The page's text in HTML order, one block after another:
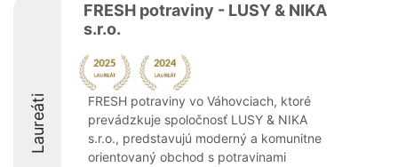
Laureáti
FRESH potraviny - LUSY & NIKA
s.r.o.
FRESH potraviny vo Váhovciach, ktoré
prevádzkuje spoločnosť LUSY & NIKA
s.r.o., predstavujú moderný a komunitne
orientovaný obchod s potravinami